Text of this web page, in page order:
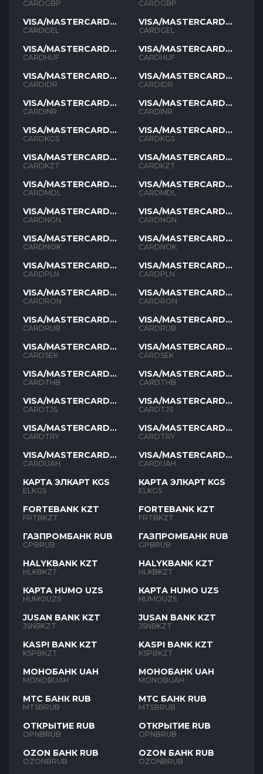
GBP
CARDGBP
VISA/MASTERCARD
GEL
CARDGEL
VISA/MASTERCARD
HUF
CARDHUF
VISA/MASTERCARD
IDR
CARDIDR
VISA/MASTERCARD
INR
CARDINR
VISA/MASTERCARD
KGS
CARDKGS
VISA/MASTERCARD
KZT
CARDKZT
VISA/MASTERCARD
MDL
CARDMDL
VISA/MASTERCARD
NGN
CARDNGN
VISA/MASTERCARD
NOK
CARDNOK
VISA/MASTERCARD
PLN
CARDPLN
VISA/MASTERCARD
RON
CARDRON
VISA/MASTERCARD
RUB
CARDRUB
VISA/MASTERCARD
SEK
CARDSEK
VISA/MASTERCARD
THB
CARDTHB
VISA/MASTERCARD
TJS
CARDTJS
VISA/MASTERCARD
TYR
CARDTRY
VISA/MASTERCARD
UAH
CARDUAH
КАРТА ЭЛКАРТ KGS
ELKGS
FORTEBANK KZT
FRTBKZT
ГАЗПРОМБАНК RUB
GPBRUB
HALYKBANK KZT
HLKBKZT
КАРТА HUMO UZS
HUMOUZS
JUSAN BANK KZT
JSNBKZT
KASPI BANK KZT
KSPBKZT
МОНОБАНК UAH
MONOBUAH
МТС БАНК RUB
MTSBRUB
ОТКРЫТИЕ RUB
OPNBRUB
OZON БАНК RUB
OZONBRUB
GBP
CARDGBP
VISA/MASTERCARD
GEL
CARDGEL
VISA/MASTERCARD
HUF
CARDHUF
VISA/MASTERCARD
IDR
CARDIDR
VISA/MASTERCARD
INR
CARDINR
VISA/MASTERCARD
KGS
CARDKGS
VISA/MASTERCARD
KZT
CARDKZT
VISA/MASTERCARD
MDL
CARDMDL
VISA/MASTERCARD
NGN
CARDNGN
VISA/MASTERCARD
NOK
CARDNOK
VISA/MASTERCARD
PLN
CARDPLN
VISA/MASTERCARD
RON
CARDRON
VISA/MASTERCARD
RUB
CARDRUB
VISA/MASTERCARD
SEK
CARDSEK
VISA/MASTERCARD
THB
CARDTHB
VISA/MASTERCARD
TJS
CARDTJS
VISA/MASTERCARD
TYR
CARDTRY
VISA/MASTERCARD
UAH
CARDUAH
КАРТА ЭЛКАРТ KGS
ELKGS
FORTEBANK KZT
FRTBKZT
ГАЗПРОМБАНК RUB
GPBRUB
HALYKBANK KZT
HLKBKZT
КАРТА HUMO UZS
HUMOUZS
JUSAN BANK KZT
JSNBKZT
KASPI BANK KZT
KSPBKZT
МОНОБАНК UAH
MONOBUAH
МТС БАНК RUB
MTSBRUB
ОТКРЫТИЕ RUB
OPNBRUB
OZON БАНК RUB
OZONBRUB